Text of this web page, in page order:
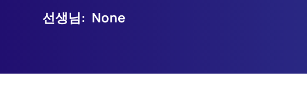
선생님: None